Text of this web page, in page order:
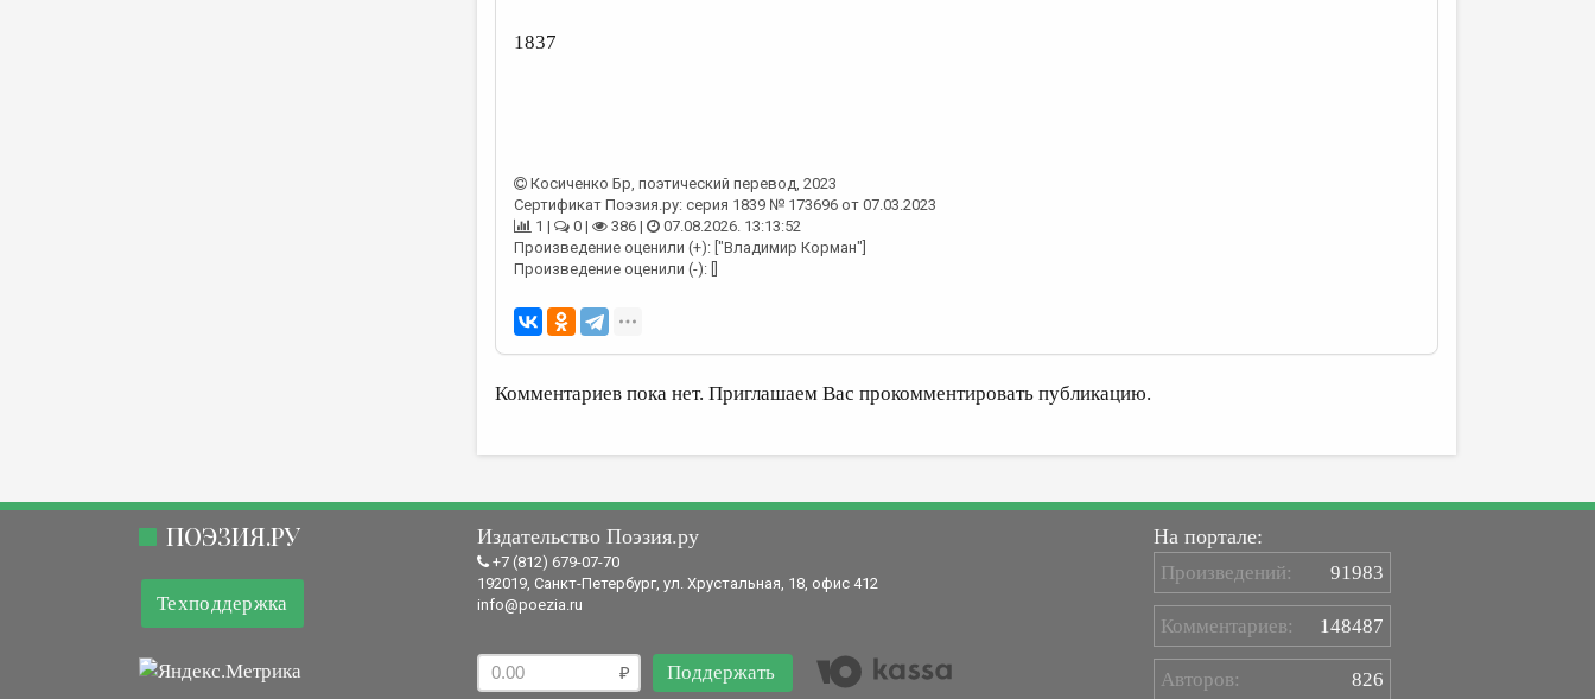
1837
Косиченко Бр, поэтический перевод, 2023
Сертификат Поэзия.ру: серия 1839 № 173696 от 07.03.2023
1 |
0 | 386 |
07.08.2026. 13:13:52
Произведение оценили (+): ["Владимир Корман"]
Произведение оценили (-): []
Комментариев пока нет. Приглашаем Вас прокомментировать публикацию.
ПОЭЗИЯ.РУ
Техподдержка
Издательство Поэзия.ру
+7 (812) 679-07-70
192019, Санкт-Петербург, ул. Хрустальная, 18, офис 412
info@poezia.ru
Поддержать
На портале:
Произведений: 91983
Комментариев: 148487
Авторов: 826